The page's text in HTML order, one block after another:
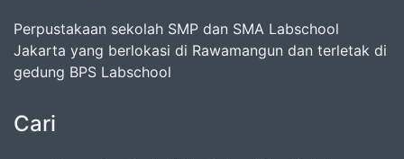
Perpustakaan sekolah SMP dan SMA Labschool
Jakarta yang berlokasi di Rawamangun dan terletak di
gedung BPS Labschool
Cari